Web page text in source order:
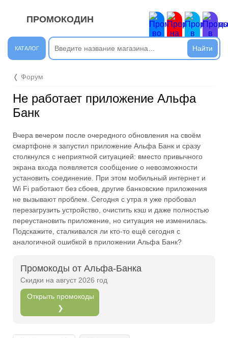
ПРОМОКОДИН
КАТАЛОГ
❬ Форум
Не работает приложение Альфа
Банк
Вчера вечером после очередного обновления на своём
смартфоне я запустил приложение Альфа Банк и сразу
столкнулся с неприятной ситуацией: вместо привычного
экрана входа появляется сообщение о невозможности
установить соединение. При этом мобильный интернет и
Wi Fi работают без сбоев, другие банковские приложения
не вызывают проблем. Сегодня с утра я уже пробовал
перезагрузить устройство, очистить кэш и даже полностью
переустановить приложение, но ситуация не изменилась.
Подскажите, сталкивался ли кто-то ещё сегодня с
аналогичной ошибкой в приложении Альфа Банк?
Промокоды от Альфа-Банка
Скидки на август 2026 год
Открыть промокоды
❯
Новые сообщения ЗАКРЫТЬ
найдёте интересные новости.
Открыть полностью
Подпишись на наш ТГ-канал и получай свежие акции и
промокоды каждый день!
Открыть полностью
Напиши комментарий и получи 50 рублей. Уже есть те,
кто пополнили баланс своего мобильного телефона.
Открыть полностью
Проверяй акции, делай видео-обзор и зарабатывайт
от 1000 рублей за одно видел.
Открыть полностью